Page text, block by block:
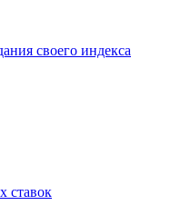
своего индекса
ставок